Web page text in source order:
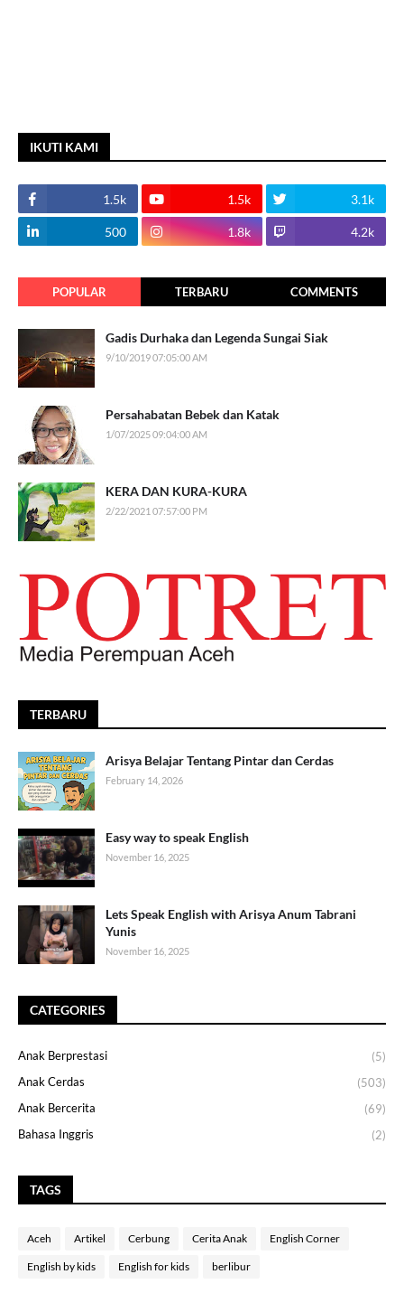
IKUTI KAMI
1.5k 1.5k 3.1k
500 1.8k 4.2k
POPULAR TERBARU COMMENTS
Gadis Durhaka dan Legenda Sungai Siak
9/10/2019 07:05:00 AM
Persahabatan Bebek dan Katak
1/07/2025 09:04:00 AM
KERA DAN KURA-KURA
2/22/2021 07:57:00 PM
TERBARU
Arisya Belajar Tentang Pintar dan Cerdas
February 14, 2026
Easy way to speak English
November 16, 2025
Lets Speak English with Arisya Anum Tabrani
Yunis
November 16, 2025
CATEGORIES
Anak Berprestasi
(5)
Anak Cerdas
(503)
Anak Bercerita
(69)
Bahasa Inggris
(2)
TAGS
Aceh Artikel Cerbung Cerita Anak English Corner
English by kids English for kids berlibur